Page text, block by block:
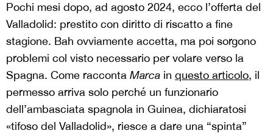
Pochi mesi dopo, ad agosto 2024, ecco l’offerta del
Valladolid: prestito con diritto di riscatto a fine
stagione. Bah ovviamente accetta, ma poi sorgono
problemi col visto necessario per volare verso la
Spagna. Come racconta Marca in questo articolo, il
permesso arriva solo perché un funzionario
dell’ambasciata spagnola in Guinea, dichiaratosi
«tifoso del Valladolid», riesce a dare una “spinta”